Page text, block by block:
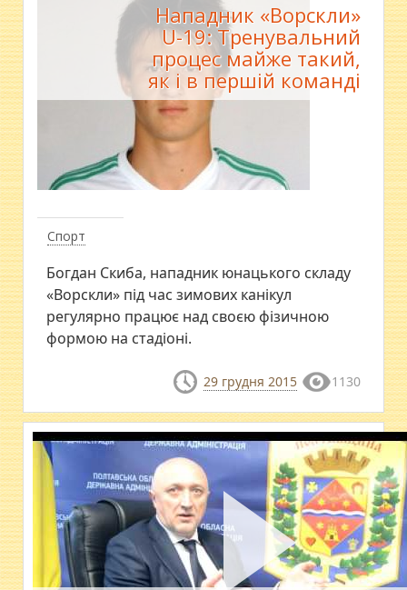
Спорт
Нападник «Ворскли»
U-19: Тренувальний
процес майже такий,
як і в першій команді
Богдан Скиба, нападник юнацького складу
«Ворскли» під час зимових канікул
регулярно працює над своєю фізичною
формою на стадіоні.
29 грудня 2015 1130